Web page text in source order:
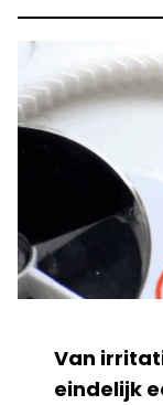
Van
eindelijk